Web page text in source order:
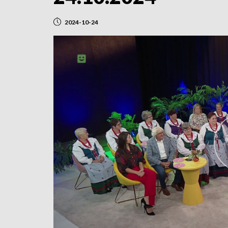
2024-10-24